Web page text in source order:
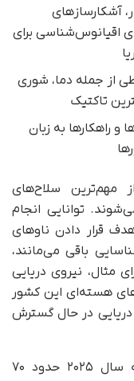
آشکارسازهای
اقیانوس‌شناسی برای
از جمله دما، شوری
تاکتیک
و راهکارها به زبان
مهم‌ترین سلاح‌های
توانایی انجام
قرار دادن ناوهای
باقی می‌مانند،
مثال، نیروی دریایی
هسته‌ای این کشور
دریایی در حال گسترش
طبق گزارش‌ها، ایالات متحده در میانه سال ۲۰۲۵ حدود ۷۰